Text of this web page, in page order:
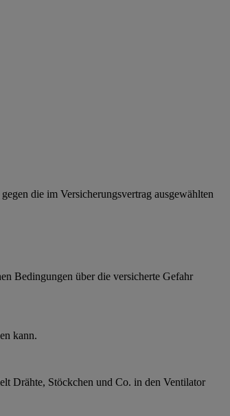
die im Versicherungsvertrag ausgewählten
Bedingungen über die versicherte Gefahr
kann.
Drähte, Stöckchen und Co. in den Ventilator